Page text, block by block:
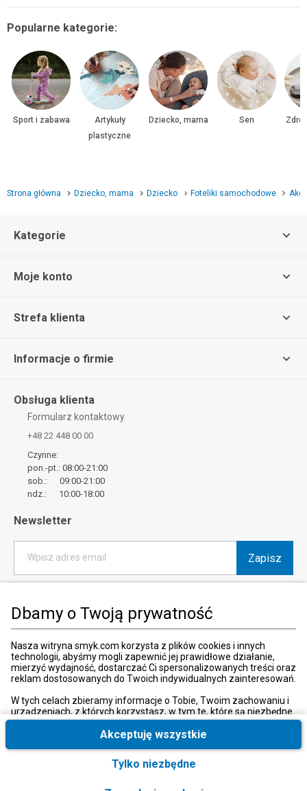
Dbamy o Twoją prywatność
Nasza witryna smyk.com korzysta z plików cookies i innych
technologii, abyśmy mogli zapewnić jej prawidłowe działanie,
mierzyć wydajność, dostarczać Ci spersonalizowanych treści oraz
reklam dostosowanych do Twoich indywidualnych zainteresowań.
W tych celach zbieramy informacje o Tobie, Twoim zachowaniu i
urządzeniach, z których korzystasz, w tym te, które są niezbędne
do prawidłowego funkcjonowania strony internetowej smyk.com.
Te niezbędne pliki cookies możesz wyłączyć zmieniając
wykorzystujemy dodatkowe pliki cookies oraz konwersje
Tylko niezbędne
Akceptuję wszystkie
Popularne kategorie:
Sport i zabawa
Artykuły
plastyczne
Dziecko, mama Sen
Strona główna Dziecko, mama Dziecko Foteliki samochodowe
Kategorie
Moje konto
Strefa klienta
Informacje o firmie
Obsługa klienta
Formularz kontaktowy
+48 22 448 00 00
Czynne:
pon.-pt.: 08:00-21:00
sob.: 09:00-21:00
ndz.: 10:00-18:00
Newsletter
Wpisz adres email Zapisz
produktach i usługach oraz promocjach i zniżkach oferowanych
przez SMYK sp. z o.o., za pośrednictwem środków komunikacji
W każdej chwili możesz z łatwością cofnąć wyrażone zgody.
więcej
Kraj i język:Polska (Poland)